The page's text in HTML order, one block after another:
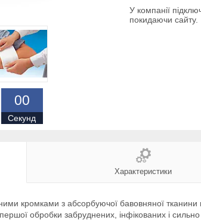
00
Секунд
У компанії
покидаючи сайту.
Характеристики
кромками з абсорбуючої бавовняної
обробки забруднених, інфікованих і